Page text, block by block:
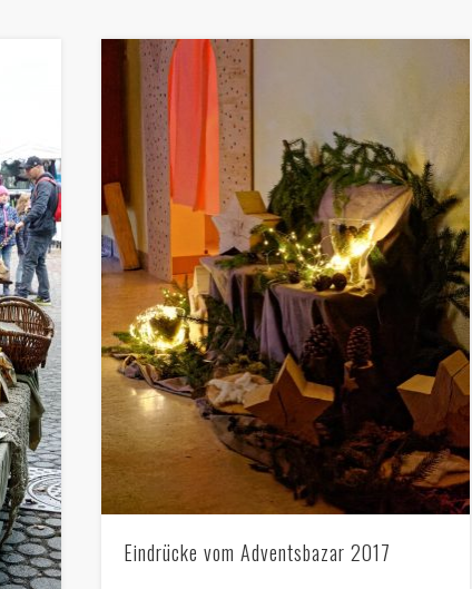
Eindrücke vom Adventsbazar 2017